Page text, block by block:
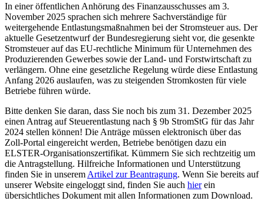
In einer öffentlichen Anhörung des Finanzausschusses am 3.
November 2025 sprachen sich mehrere Sachverständige für
weitergehende Entlastungsmaßnahmen bei der Stromsteuer aus. Der
aktuelle Gesetzentwurf der Bundesregierung sieht vor, die gesenkte
Stromsteuer auf das EU-rechtliche Minimum für Unternehmen des
Produzierenden Gewerbes sowie der Land- und Forstwirtschaft zu
verlängern. Ohne eine gesetzliche Regelung würde diese Entlastung
Anfang 2026 auslaufen, was zu steigenden Stromkosten für viele
Betriebe führen würde.
Bitte denken Sie daran, dass Sie noch bis zum 31. Dezember 2025
einen Antrag auf Steuerentlastung nach § 9b StromStG für das Jahr
2024 stellen können! Die Anträge müssen elektronisch über das
Zoll-Portal eingereicht werden, Betriebe benötigen dazu ein
ELSTER-Organisationszertifikat. Kümmern Sie sich rechtzeitig um
die Antragstellung. Hilfreiche Informationen und Unterstützung
finden Sie in unserem Artikel zur Beantragung. Wenn Sie bereits auf
unserer Website eingeloggt sind, finden Sie auch hierein
übersichtliches Dokument mit allen Informationen zum Download.